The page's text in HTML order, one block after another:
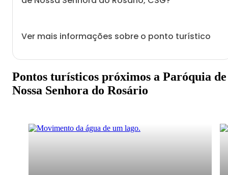
Ver mais informações sobre o ponto turístico
Pontos turísticos próximos a Paróquia de
Nossa Senhora do Rosário